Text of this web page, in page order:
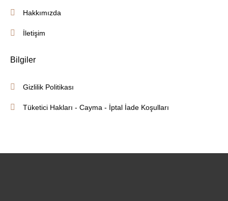
Hakkımızda
İletişim
Bilgiler
Gizlilik Politikası
Tüketici Hakları - Cayma - İptal İade Koşulları